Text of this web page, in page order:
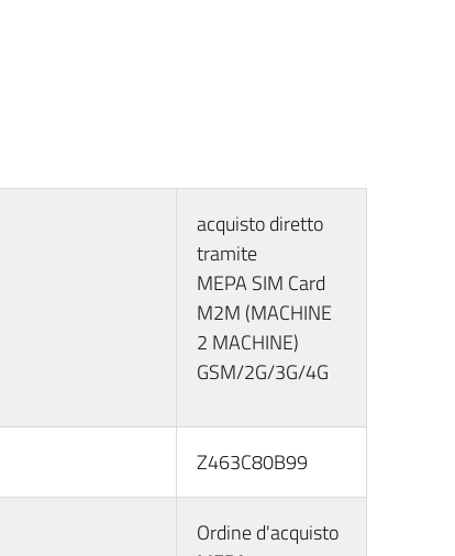
acquisto diretto
tramite
MEPA SIM Card
M2M (MACHINE
2 MACHINE)
GSM/2G/3G/4G
Z463C80B99
Ordine d'acquisto